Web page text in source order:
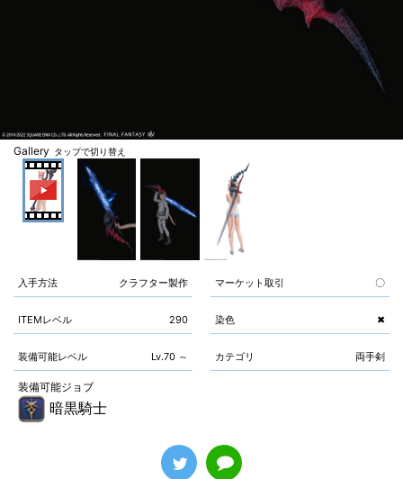
Gallery タップで切り替え
入手方法 クラフター製作 マーケット取引 〇
ITEMレベル 290 染色 ✖
装備可能レベル Lv.70 ～ カテゴリ 両手剣
装備可能ジョブ
暗黒騎士